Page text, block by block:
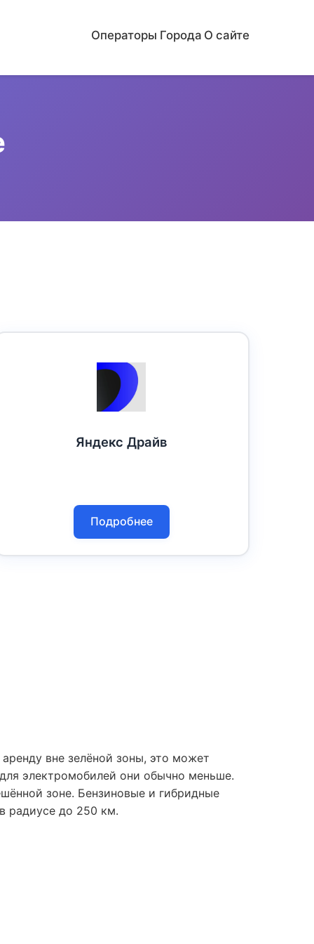
Операторы Города О сайте
Яндекс Драйв
Подробнее
вне зелёной зоны, это может
электромобилей они обычно меньше.
зоне. Бензиновые и гибридные
радиусе до 250 км.